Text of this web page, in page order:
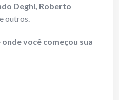
Deghi, Roberto
outros.
você começou sua